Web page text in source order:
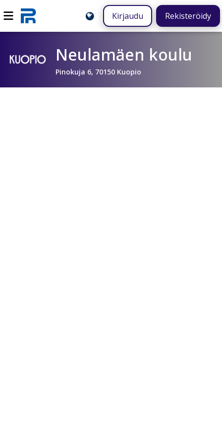
Kirjaudu Rekisteröidy
Neulamäen koulu
Pinokuja 6, 70150 Kuopio